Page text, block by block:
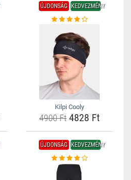
ÚJDONSÁG KEDVEZMÉNY
Kilpi Cooly
4900 Ft 4828 Ft
ÚJDONSÁG KEDVEZMÉNY